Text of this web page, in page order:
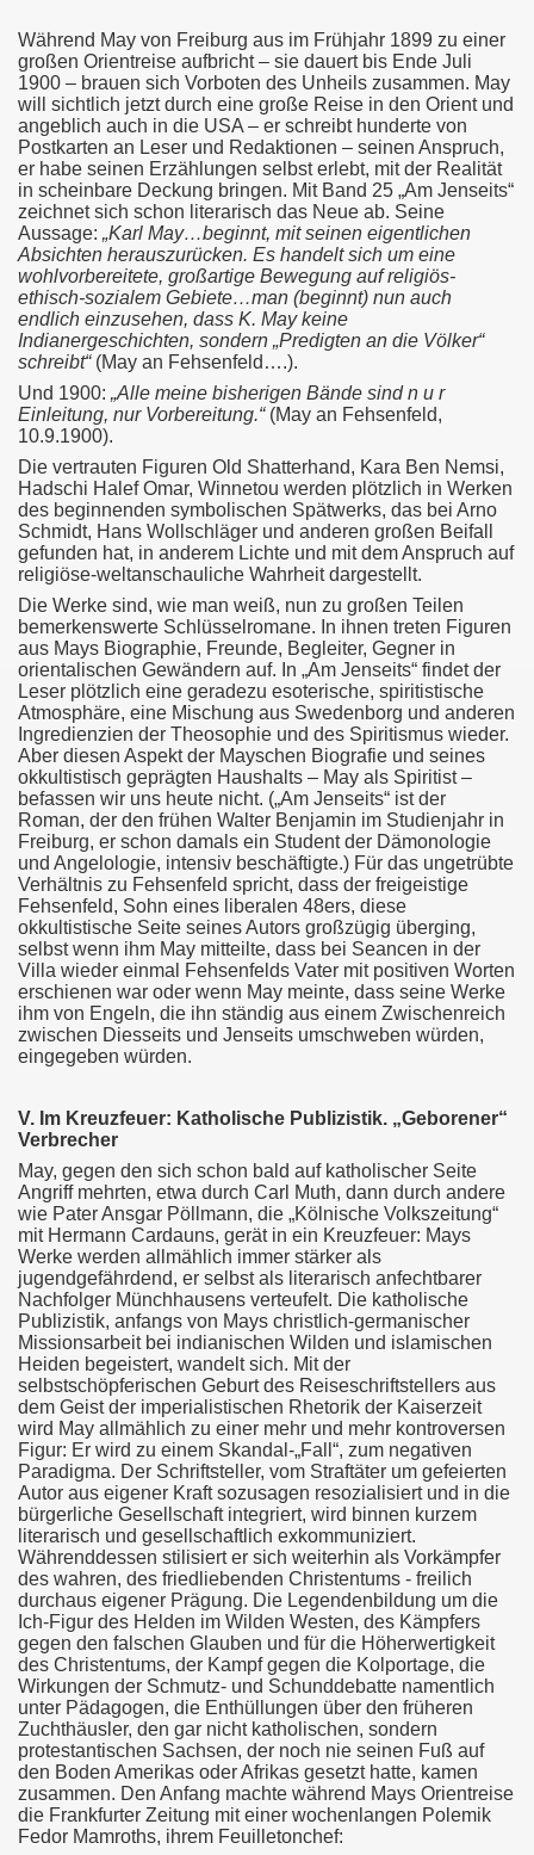
Während May von Freiburg aus im Frühjahr 1899 zu einer
großen Orientreise aufbricht – sie dauert bis Ende Juli
1900 – brauen sich Vorboten des Unheils zusammen. May
will sichtlich jetzt durch eine große Reise in den Orient und
angeblich auch in die USA – er schreibt hunderte von
Postkarten an Leser und Redaktionen – seinen Anspruch,
er habe seinen Erzählungen selbst erlebt, mit der Realität
in scheinbare Deckung bringen. Mit Band 25 „Am Jenseits“
zeichnet sich schon literarisch das Neue ab. Seine
Aussage: „Karl May…beginnt, mit seinen eigentlichen
Absichten herauszurücken. Es handelt sich um eine
wohlvorbereitete, großartige Bewegung auf religiös-
ethisch-sozialem Gebiete…man (beginnt) nun auch
endlich einzusehen, dass K. May keine
Indianergeschichten, sondern „Predigten an die Völker“
schreibt“ (May an Fehsenfeld….).
Und 1900: „Alle meine bisherigen Bände sind n u r
Einleitung, nur Vorbereitung.“(May an Fehsenfeld,
10.9.1900).
Die vertrauten Figuren Old Shatterhand, Kara Ben Nemsi,
Hadschi Halef Omar, Winnetou werden plötzlich in Werken
des beginnenden symbolischen Spätwerks, das bei Arno
Schmidt, Hans Wollschläger und anderen großen Beifall
gefunden hat, in anderem Lichte und mit dem Anspruch auf
religiöse-weltanschauliche Wahrheit dargestellt.
Die Werke sind, wie man weiß, nun zu großen Teilen
bemerkenswerte Schlüsselromane. In ihnen treten Figuren
aus Mays Biographie, Freunde, Begleiter, Gegner in
orientalischen Gewändern auf. In „Am Jenseits“ findet der
Leser plötzlich eine geradezu esoterische, spiritistische
Atmosphäre, eine Mischung aus Swedenborg und anderen
Ingredienzien der Theosophie und des Spiritismus wieder.
Aber diesen Aspekt der Mayschen Biografie und seines
okkultistisch geprägten Haushalts – May als Spiritist –
befassen wir uns heute nicht. („Am Jenseits“ ist der
Roman, der den frühen Walter Benjamin im Studienjahr in
Freiburg, er schon damals ein Student der Dämonologie
und Angelologie, intensiv beschäftigte.) Für das ungetrübte
Verhältnis zu Fehsenfeld spricht, dass der freigeistige
Fehsenfeld, Sohn eines liberalen 48ers, diese
okkultistische Seite seines Autors großzügig überging,
selbst wenn ihm May mitteilte, dass bei Seancen in der
Villa wieder einmal Fehsenfelds Vater mit positiven Worten
erschienen war oder wenn May meinte, dass seine Werke
ihm von Engeln, die ihn ständig aus einem Zwischenreich
zwischen Diesseits und Jenseits umschweben würden,
eingegeben würden.
V. Im Kreuzfeuer: Katholische Publizistik. „Geborener“
Verbrecher
May, gegen den sich schon bald auf katholischer Seite
Angriff mehrten, etwa durch Carl Muth, dann durch andere
wie Pater Ansgar Pöllmann, die „Kölnische Volkszeitung“
mit Hermann Cardauns, gerät in ein Kreuzfeuer: Mays
Werke werden allmählich immer stärker als
jugendgefährdend, er selbst als literarisch anfechtbarer
Nachfolger Münchhausens verteufelt. Die katholische
Publizistik, anfangs von Mays christlich-germanischer
Missionsarbeit bei indianischen Wilden und islamischen
Heiden begeistert, wandelt sich. Mit der
selbstschöpferischen Geburt des Reiseschriftstellers aus
dem Geist der imperialistischen Rhetorik der Kaiserzeit
wird May allmählich zu einer mehr und mehr kontroversen
Figur: Er wird zu einem Skandal-„Fall“, zum negativen
Paradigma. Der Schriftsteller, vom Straftäter um gefeierten
Autor aus eigener Kraft sozusagen resozialisiert und in die
bürgerliche Gesellschaft integriert, wird binnen kurzem
literarisch und gesellschaftlich exkommuniziert.
Währenddessen stilisiert er sich weiterhin als Vorkämpfer
des wahren, des friedliebenden Christentums - freilich
durchaus eigener Prägung. Die Legendenbildung um die
Ich-Figur des Helden im Wilden Westen, des Kämpfers
gegen den falschen Glauben und für die Höherwertigkeit
des Christentums, der Kampf gegen die Kolportage, die
Wirkungen der Schmutz- und Schunddebatte namentlich
unter Pädagogen, die Enthüllungen über den früheren
Zuchthäusler, den gar nicht katholischen, sondern
protestantischen Sachsen, der noch nie seinen Fuß auf
den Boden Amerikas oder Afrikas gesetzt hatte, kamen
zusammen. Den Anfang machte während Mays Orientreise
die Frankfurter Zeitung mit einer wochenlangen Polemik
Fedor Mamroths, ihrem Feuilletonchef: